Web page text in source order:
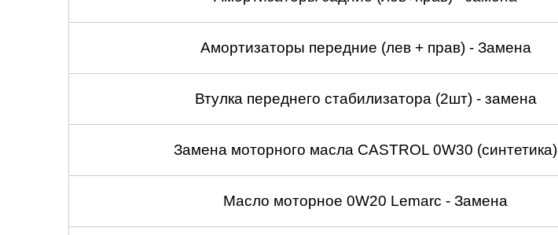
Амортизаторы передние (лев + прав) - Замена
Втулка переднего стабилизатора (2шт) - замена
Замена моторного масла CASTROL 0W30 (синтетика)
Масло моторное 0W20 Lemarc - Замена